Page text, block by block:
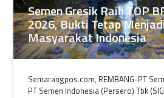
Semen Gresik Raih TOP
2026, Bukti Tetap
Masyarakat Indonesia
Semarangpos.com, REMBANG-PT
PT Semen Indonesia (Persero) Tbk